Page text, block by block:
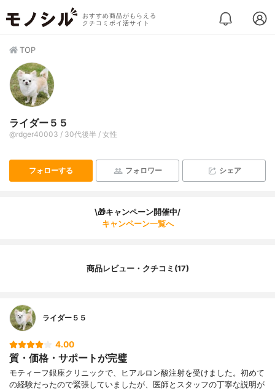
おすすめ商品がもらえる
クチコミポイ活サイト
TOP
ライダー５５
@rdger40003 / 30代後半 / 女性
フォローする フォロワー シェア
\🎁キャンペーン開催中/
キャンペーン一覧へ
商品レビュー・クチコミ(17)
ライダー５５
4.00
質・価格・サポートが完璧
モティーフ銀座クリニックで、ヒアルロン酸注射を受けました。初めて
の経験だったので緊張していましたが、医師とスタッフの丁寧な説明が